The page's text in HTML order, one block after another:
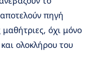
πηγή
όχι μόνο
ολοκλήρου του